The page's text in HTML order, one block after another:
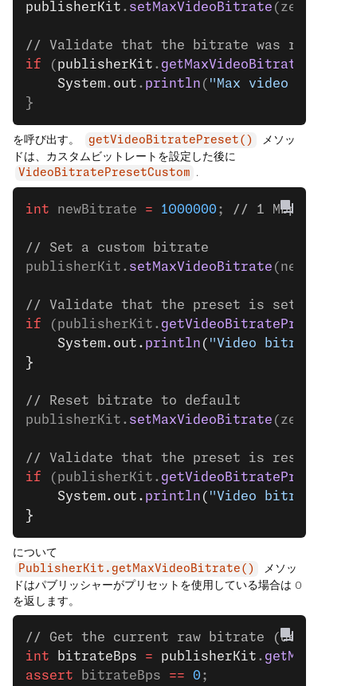
publisherKit . setMaxVideoBitrate
// Validate that the bitrate was reset to
if ( publisherKit . getMaxVideoBitrate
    System
. out . println ( "Max video
}
を呼び出す。 getVideoBitratePreset()
メソッ
ドは、カスタムビットレートを設定した後に
VideoBitratePresetCustom .
int newBitrate = 1000000 ; // 1 Mbps
// Set a custom bitrate
publisherKit. setMaxVideoBitrate
// Validate that the preset is set to
if (publisherKit. getVideoBitratePreset
    System.out.
println ( "Video bitrate
}
// Reset bitrate to default
publisherKit. setMaxVideoBitrate
// Validate that the preset is reset to
if (publisherKit. getVideoBitratePreset
    System.out.
println ( "Video bitrate
}
について
PublisherKit.getMaxVideoBitrate()
メソッ
ドはパブリッシャーがプリセットを使用している場合は 0
を返します。
// Get the current raw bitrate (default
int bitrateBps = publisherKit .
assert bitrateBps == 0 ;